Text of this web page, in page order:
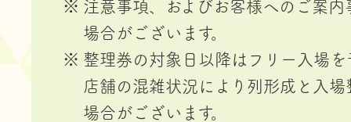
注意事項、およびお客様へのご案
場合がございます。
整理券の対象日以降はフリー入場
店舗の混雑状況により列形成と入
場合がございます。